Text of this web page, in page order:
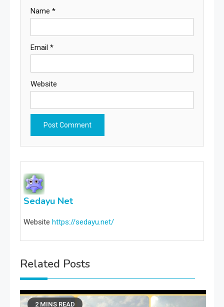
Name *
Email *
Website
Sedayu Net
Website https://sedayu.net/
Related Posts
2 MINS READ